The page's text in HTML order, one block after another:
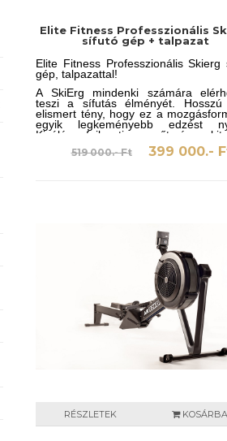
Elite Fitness Professzionális
sífutó gép + talpazat
Elite Fitness Professzionális Skierg
gép, talpazattal!
A SkiErg mindenki számára
teszi a sífutás élményét. Hosszú
elismert tény, hogy ez a
egyik legkeményebb edzést
Kiválóan fejleszti az erőt, és a
mozgásban tartja a lábat, karokat
törzs izmait is.
519 000.- Ft 399 000.-
RÉSZLETEK KOSÁRBA